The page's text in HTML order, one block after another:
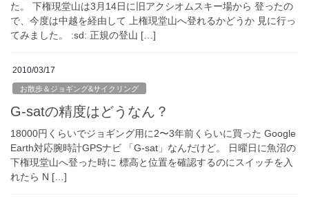
た。 下権現堂山は3月14日に旧アクシオムスキー場から 登ったの
で、今度は中越を経由して 上権現堂山へ登れるかどうか 見に行っ
てみました。 :sd: 正規の登山 […]
2010/03/17
お散歩＆ジョギング&サイクリング
G-satの精度はどうなん？
18000円くらいでジョギング用に2〜3年前くらいに買った Google
Earth対応腕時計GPSナビ 「G-sat」なんだけど。 日曜日に魚沼の
下権現堂山へ登った時に 標高と位置を確認するのにスイッチを入
れたら N […]